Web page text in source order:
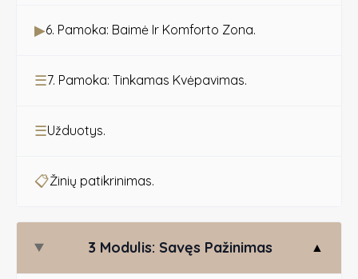
▶6. Pamoka: Baimė Ir Komforto Zona.
☰7. Pamoka: Tinkamas Kvėpavimas.
☰Užduotys.
📋Žinių patikrinimas.
3 Modulis: Savęs Pažinimas ▲